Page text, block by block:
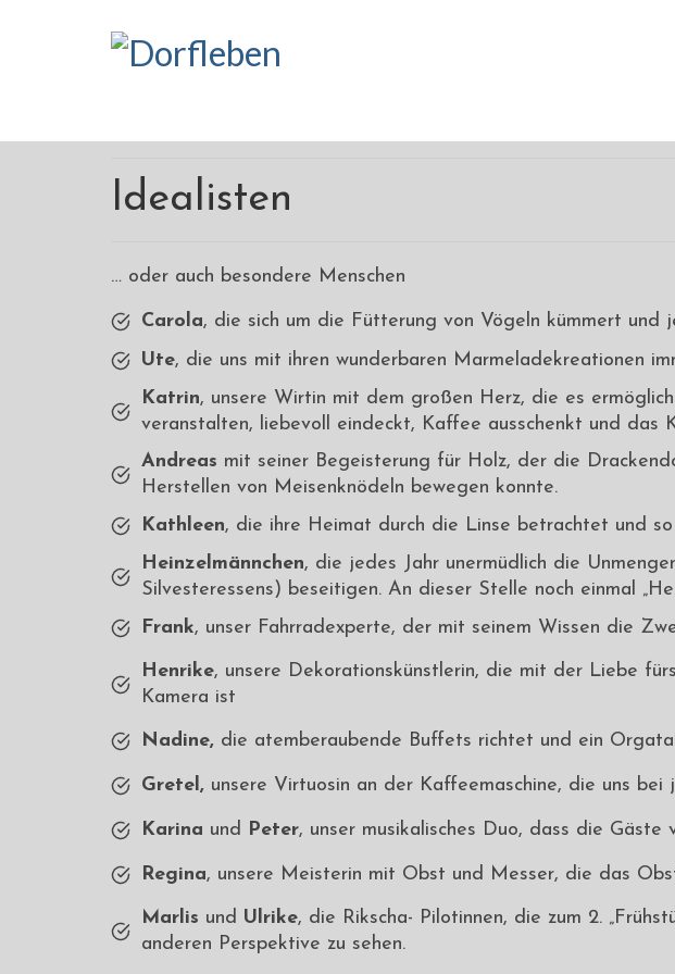
Idealisten
… oder auch besondere Menschen
Carola, die sich um die Fütterung von Vögeln kümmert
Ute, die uns mit ihren wunderbaren Marmeladekreationen
Katrin, unsere Wirtin mit dem großen Herz, die es
veranstalten, liebevoll eindeckt, Kaffee ausschenkt und
Andreas mit seiner Begeisterung für Holz, der die
Herstellen von Meisenknödeln bewegen konnte.
Kathleen, die ihre Heimat durch die Linse betrachtet und
Heinzelmännchen, die jedes Jahr unermüdlich die
Silvesteressens) beseitigen. An dieser Stelle noch einmal
Frank, unser Fahrradexperte, der mit seinem Wissen die
Henrike, unsere Dekorationskünstlerin, die mit der Liebe
Kamera ist
Nadine, die atemberaubende Buffets richtet und ein
Gretel, unsere Virtuosin an der Kaffeemaschine, die uns
Karina und Peter, unser musikalisches Duo, dass die
Regina, unsere Meisterin mit Obst und Messer, die das
Marlis und Ulrike, die Rikscha- Pilotinnen, die zum 2.
anderen Perspektive zu sehen.